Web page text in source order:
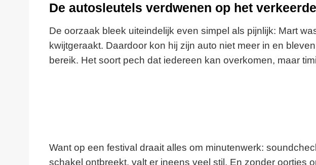
De autosleutels verdwenen op het
De oorzaak bleek uiteindelijk even simpel als pijnlijk: Mart
kwijtgeraakt. Daardoor kon hij zijn auto niet meer in en
bereik. Het soort pech dat iedereen kan overkomen, maar
Want op een festival draait alles om minutenwerk:
schakel ontbreekt, valt er ineens veel stil. En zonder oortjes